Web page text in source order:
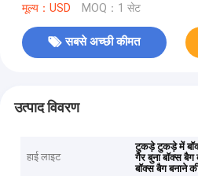
मूल्य：USD MOQ：1 सेट
सबसे अच्छी कीमत
उत्पाद विवरण
हाई लाइट
टुकड़े टुकड़े में
गैर बुना बॉक्स बैग
बॉक्स बैग बनाने